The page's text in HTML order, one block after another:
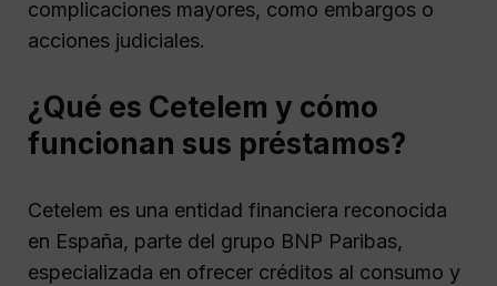
complicaciones mayores, como embargos o
acciones judiciales.
¿Qué es Cetelem y cómo
funcionan sus préstamos?
Cetelem es una entidad financiera reconocida
en España, parte del grupo BNP Paribas,
especializada en ofrecer créditos al consumo y